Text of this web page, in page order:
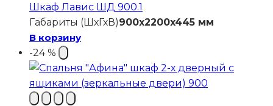
Шкаф Лавис ШД 900.1
Габариты (ШхГхВ)900x2200x445 мм
В корзину
-24 %